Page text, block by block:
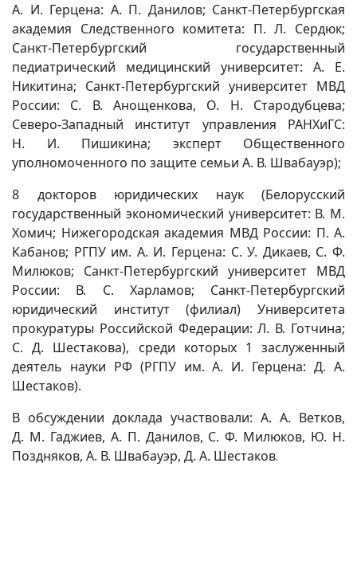
А. И. Герцена: А. П. Данилов; Санкт-Петербургская
академия Следственного комитета: П. Л. Сердюк;
Санкт-Петербургский государственный
педиатрический медицинский университет: А. Е.
Никитина; Санкт-Петербургский университет МВД
России: С. В. Анощенкова, О. Н. Стародубцева;
Северо-Западный институт управления РАНХиГС:
Н. И. Пишикина; эксперт Общественного
уполномоченного по защите семьи А. В. Швабауэр);
8 докторов юридических наук (Белорусский
государственный экономический университет: В. М.
Хомич; Нижегородская академия МВД России: П. А.
Кабанов; РГПУ им. А. И. Герцена: С. У. Дикаев, С. Ф.
Милюков; Санкт-Петербургский университет МВД
России: В. С. Харламов; Санкт-Петербургский
юридический институт (филиал) Университета
прокуратуры Российской Федерации: Л. В. Готчина;
С. Д. Шестакова), среди которых 1 заслуженный
деятель науки РФ (РГПУ им. А. И. Герцена: Д. А.
Шестаков).
В обсуждении доклада участвовали: А. А. Ветков,
Д. М. Гаджиев, А. П. Данилов, С. Ф. Милюков, Ю. Н.
Поздняков, А. В. Швабауэр, Д. А. Шестаков.